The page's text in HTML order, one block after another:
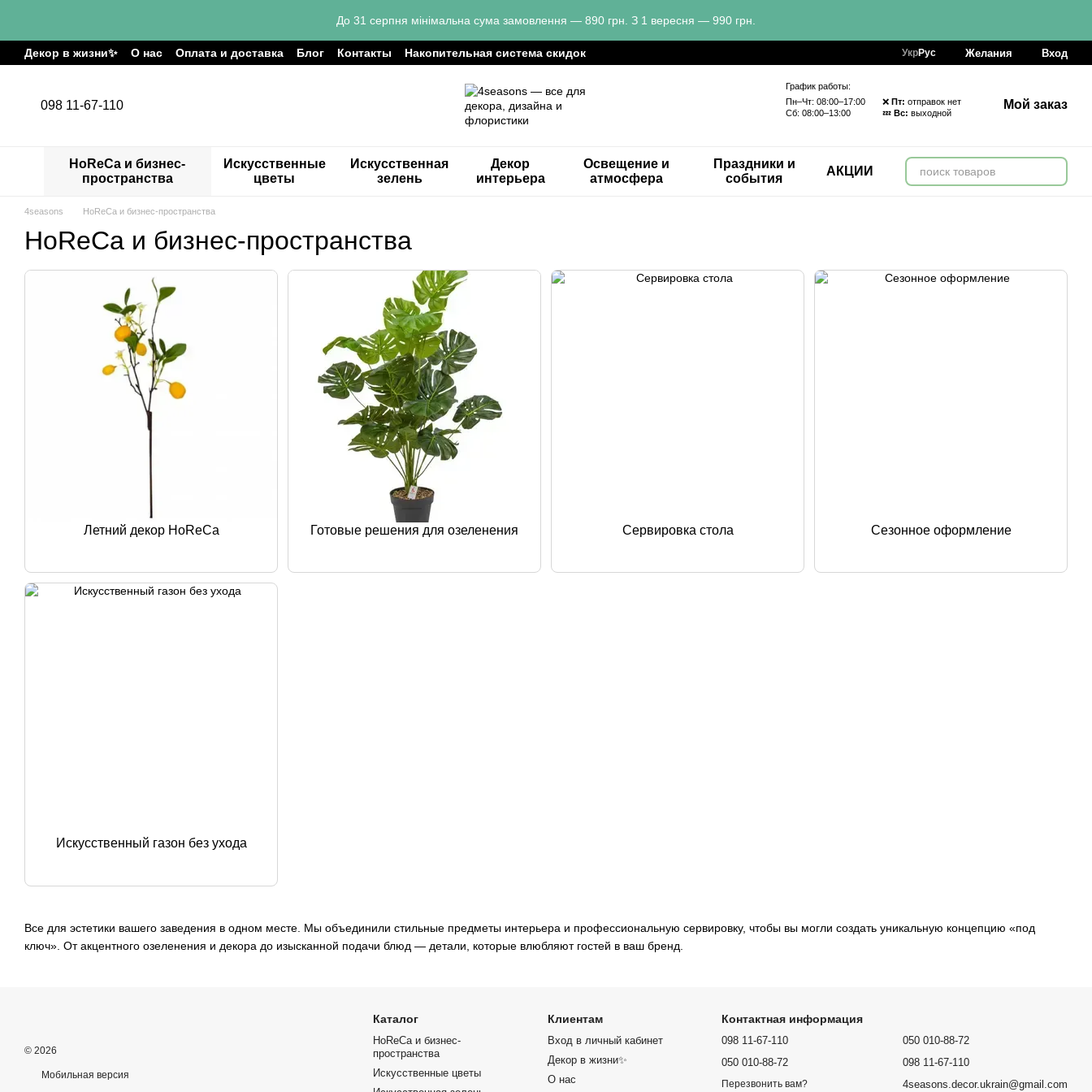
До 31 серпня мінімальна сума замовлення — 890 грн. З 1 вересня — 990 грн.
Декор в жизни✨ О нас Оплата и доставка Блог Контакты Накопительная система скидок УкрРус Желания Вход
098 11-67-110
График работы:
Пн–Чт: 08:00–17:00 ❌ Пт: отправок нет
Сб: 08:00–13:00 💤 Вс: выходной
Мой заказ
HoReCa и бизнес-
пространства
Искусственные
цветы
Искусственная
зелень
Декор
интерьера
Освещение и
атмосфера
Праздники и
события
АКЦИИ
4seasons HoReCa и бизнес-пространства
HoReCa и бизнес-пространства
Все для эстетики вашего заведения в одном месте. Мы объединили стильные предметы интерьера и профессиональную сервировку, чтобы вы могли создать уникальную концепцию «под
ключ». От акцентного озеленения и декора до изысканной подачи блюд — детали, которые влюбляют гостей в ваш бренд.
Летний декор HoReCa Готовые решения для озеленения Сервировка стола Сезонное оформление
Искусственный газон без ухода
© 2026
Мобильная версия
Каталог
HoReCa и бизнес-
пространства
Искусственные цветы
Клиентам
Вход в личный кабинет
Декор в жизни✨
О нас
Контактная информация
098 11-67-110
050 010-88-72
Перезвонить вам?
050 010-88-72
098 11-67-110
4seasons.decor.ukrain@gmail.com